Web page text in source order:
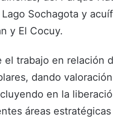
Lago Sochagota y
y El Cocuy.
el trabajo en relación
dando
en la
áreas